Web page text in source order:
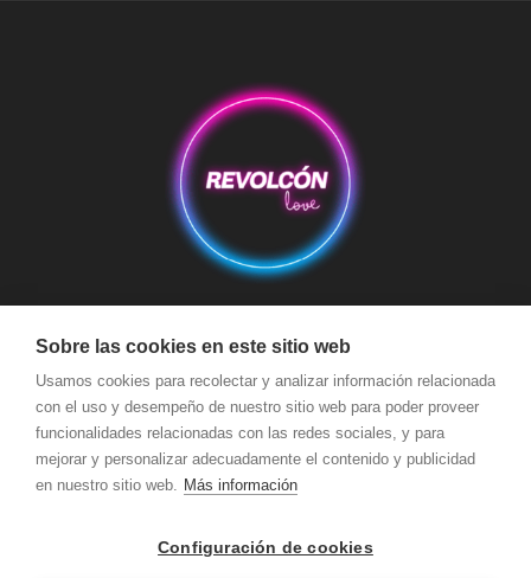
Aviso Legal Condiciones de Compra
Condiciones de Envío
Política de devoluciones y reembolsos
Política de Cookies
Política de Privacidad
Términos y Condiciones de Uso
Seguridad y Protección a Compradores y Pago Seguro
Sobre las cookies en este sitio web
Usamos cookies para recolectar y analizar información relacionada
con el uso y desempeño de nuestro sitio web para poder proveer
funcionalidades relacionadas con las redes sociales, y para
mejorar y personalizar adecuadamente el contenido y publicidad
en nuestro sitio web. Más información
Configuración de cookies